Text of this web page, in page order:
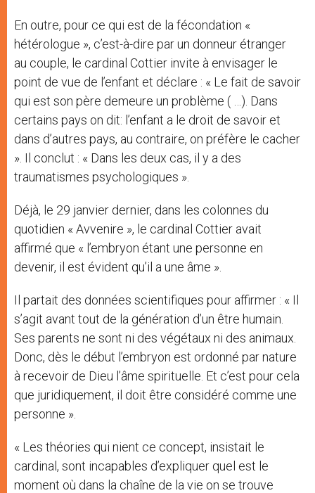
En outre, pour ce qui est de la fécondation «
hétérologue », c’est-à-dire par un donneur étranger
au couple, le cardinal Cottier invite à envisager le
point de vue de l’enfant et déclare : « Le fait de savoir
qui est son père demeure un problème ( …). Dans
certains pays on dit: l’enfant a le droit de savoir et
dans d’autres pays, au contraire, on préfère le cacher
». Il conclut : « Dans les deux cas, il y a des
traumatismes psychologiques ».
Déjà, le 29 janvier dernier, dans les colonnes du
quotidien « Avvenire », le cardinal Cottier avait
affirmé que « l’embryon étant une personne en
devenir, il est évident qu’il a une âme ».
Il partait des données scientifiques pour affirmer : « Il
s’agit avant tout de la génération d’un être humain.
Ses parents ne sont ni des végétaux ni des animaux.
Donc, dès le début l’embryon est ordonné par nature
à recevoir de Dieu l’âme spirituelle. Et c’est pour cela
que juridiquement, il doit être considéré comme une
personne ».
« Les théories qui nient ce concept, insistait le
cardinal, sont incapables d’expliquer quel est le
moment où dans la chaîne de la vie on se trouve